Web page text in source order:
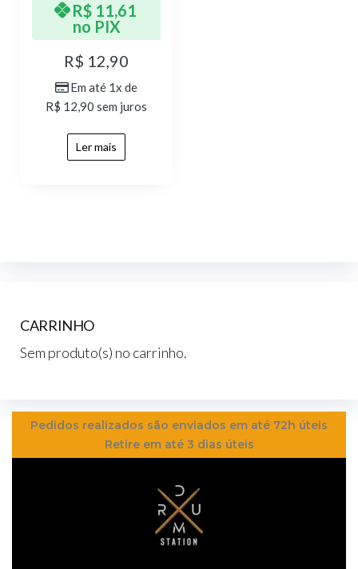
R$ 12,90
Em até 1x de
R$ 12,90 sem juros
R$ 11,61
no PIX
Ler mais
CARRINHO
Sem produto(s) no carrinho.
Pedidos realizados são enviados em até 72h úteis
Retire em até 3 dias úteis